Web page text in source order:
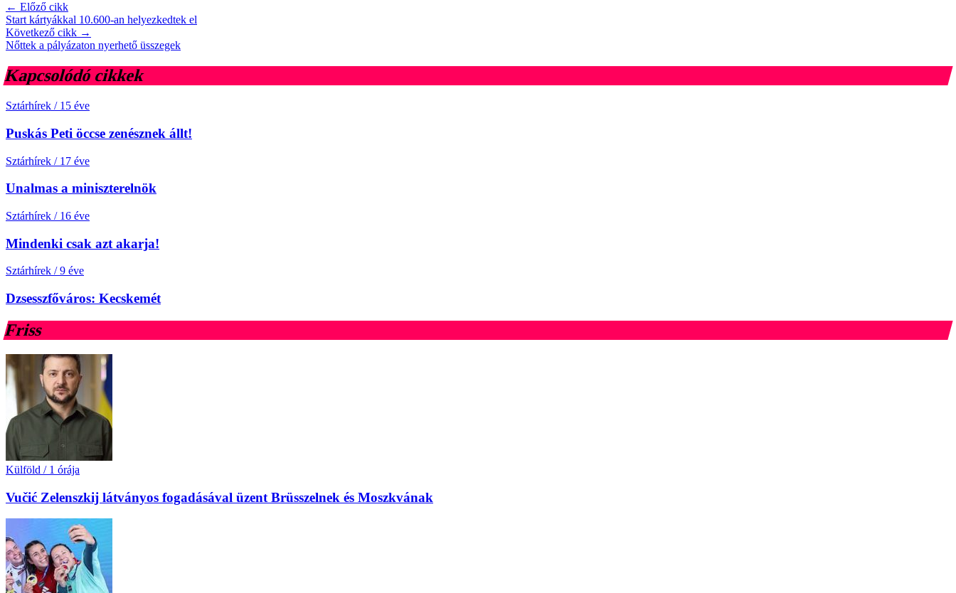
← Előző cikk
Start kártyákkal 10.600-an helyezkedtek el
Következő cikk →
Nőttek a pályázaton nyerhető üsszegek
Kapcsolódó cikkek
Sztárhírek / 15 éve
Puskás Peti öccse zenésznek állt!
Sztárhírek / 17 éve
Unalmas a miniszterelnök
Sztárhírek / 16 éve
Mindenki csak azt akarja!
Sztárhírek / 9 éve
Dzsesszfőváros: Kecskemét
Friss
Külföld / 1 órája
Vučić Zelenszkij látványos fogadásával üzent Brüsszelnek és Moszkvának